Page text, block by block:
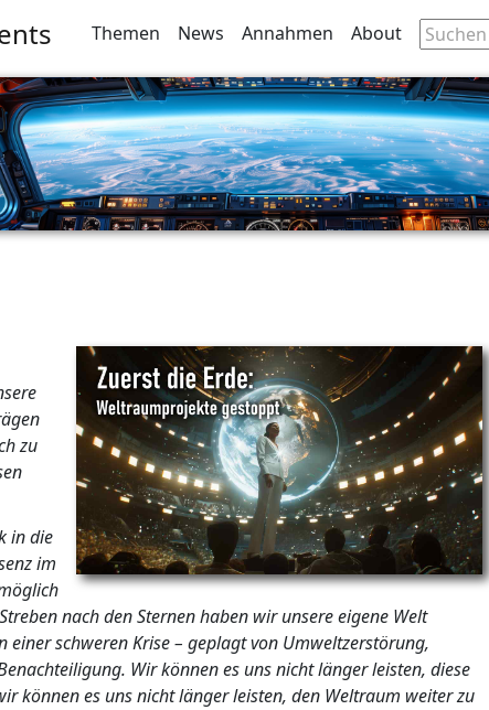
Themen News Annahmen About
zu
in die
im
nach den Sternen haben wir unsere eigene Welt
einer schweren Krise – geplagt von Umweltzerstörung,
Wir können es uns nicht länger leisten, diese
können es uns nicht länger leisten, den Weltraum weiter zu